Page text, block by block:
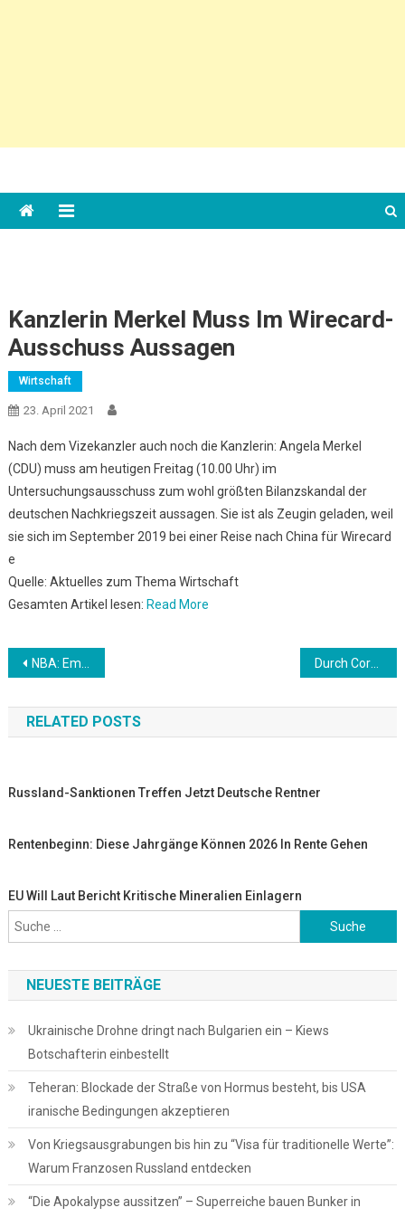
Kanzlerin Merkel Muss Im Wirecard-
Ausschuss Aussagen
Wirtschaft
23. April 2021
Nach dem Vizekanzler auch noch die Kanzlerin: Angela Merkel
(CDU) muss am heutigen Freitag (10.00 Uhr) im
Untersuchungsausschuss zum wohl größten Bilanzskandal der
deutschen Nachkriegszeit aussagen. Sie ist als Zeugin geladen, weil
sie sich im September 2019 bei einer Reise nach China für Wirecard
e
Quelle: Aktuelles zum Thema Wirtschaft
Gesamten Artikel lesen: Read More
Beitrags-
Navigation
NBA: Embiid sieht sich als MVP: “Keine Zweifel” Durch Corona: Pharmabranche fasst wieder Fuß in Deutschland
RELATED POSTS
Russland-Sanktionen Treffen Jetzt Deutsche Rentner
Rentenbeginn: Diese Jahrgänge Können 2026 In Rente Gehen
EU Will Laut Bericht Kritische Mineralien Einlagern
Suche
nach:
NEUESTE BEITRÄGE
Ukrainische Drohne dringt nach Bulgarien ein – Kiews
Botschafterin einbestellt
Teheran: Blockade der Straße von Hormus besteht, bis USA
iranische Bedingungen akzeptieren
Von Kriegsausgrabungen bis hin zu “Visa für traditionelle Werte”:
Warum Franzosen Russland entdecken
“Die Apokalypse aussitzen” – Superreiche bauen Bunker in